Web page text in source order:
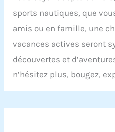
sports nautiques, que
amis ou en famille, une
vacances actives seront
découvertes et
n’hésitez plus, bougez,